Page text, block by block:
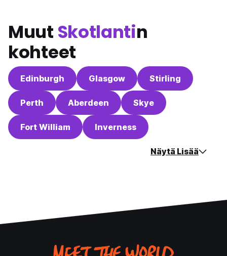
Muut Skotlantin
kohteet
Edinburgh Glasgow Stirling
Perth Aberdeen Skye
Fort William Inverness
Näytä Lisää